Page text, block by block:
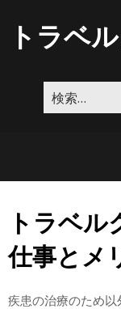
content
トラベ
トラベ
仕事とメ
疾患の治療のため